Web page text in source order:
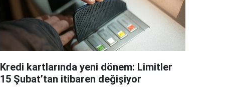
Kredi kartlarında yeni dönem: Limitler
15 Şubat’tan itibaren değişiyor